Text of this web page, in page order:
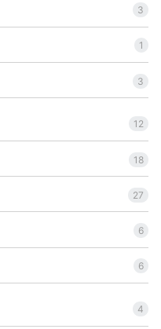
3
1
3
12
18
27
6
6
4